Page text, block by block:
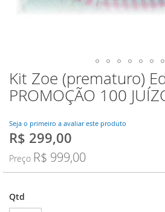
Kit Zoe (prematuro)
PROMOÇÃO 100
Seja o primeiro a avaliar este produto
Preço
R$ 299,00
Preço R$ 999,00
Qtd
Saltar
para
o
da
Galeria
imagens